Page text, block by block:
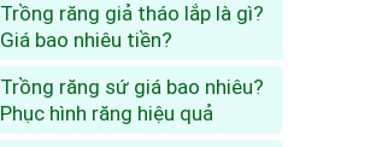
Trồng răng giả tháo lắp là gì?
Giá bao nhiêu tiền?
Trồng răng sứ giá bao nhiêu?
Phục hình răng hiệu quả